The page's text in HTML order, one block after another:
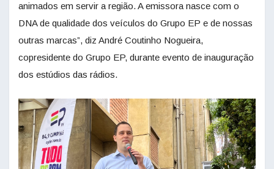
animados em servir a região. A emissora nasce com o
DNA de qualidade dos veículos do Grupo EP e de nossas
outras marcas”, diz André Coutinho Nogueira,
copresidente do Grupo EP, durante evento de inauguração
dos estúdios das rádios.